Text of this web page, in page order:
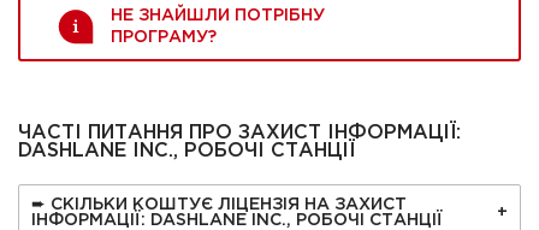
НЕ ЗНАЙШЛИ ПОТРІБНУ
ПРОГРАМУ?
ЧАСТІ ПИТАННЯ ПРО ЗАХИСТ ІНФОРМАЦІЇ:
DASHLANE INC., РОБОЧІ СТАНЦІЇ
➨ СКІЛЬКИ КОШТУЄ ЛІЦЕНЗІЯ НА ЗАХИСТ
ІНФОРМАЦІЇ: DASHLANE INC., РОБОЧІ СТАНЦІЇ